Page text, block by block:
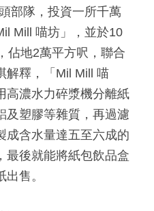
部隊，投資一所千萬
Mill 喵坊」，並於10
佔地2萬平方呎，聯合
解釋，「Mil Mill 喵
高濃水力碎漿機分離紙
及塑膠等雜質，再過濾
成含水量達五至六成的
最後就能將紙包飲品盒
售。